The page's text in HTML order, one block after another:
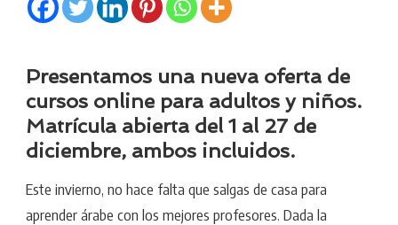
Presentamos una nueva oferta de
cursos online para adultos y niños.
Matrícula abierta del 1 al 27 de
diciembre, ambos incluidos.
Este invierno, no hace falta que salgas de casa para
aprender árabe con los mejores profesores. Dada la